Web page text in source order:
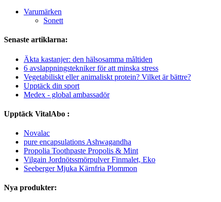
Varumärken
Sonett
Senaste artiklarna:
Äkta kastanjer: den hälsosamma måltiden
6 avslappningstekniker för att minska stress
Vegetabiliskt eller animaliskt protein? Vilket är bättre?
Upptäck din sport
Medex - global ambassadör
Upptäck VitalAbo :
Novalac
pure encapsulations Ashwagandha
Propolia Toothpaste Propolis & Mint
Vilgain Jordnötssmörpulver Finmalet, Eko
Seeberger Mjuka Kärnfria Plommon
Nya produkter: